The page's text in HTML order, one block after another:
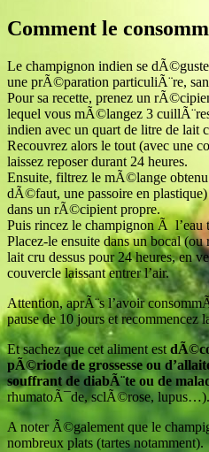
Comment le
Le champignon indien se
une prÃ©paration particuliÃ¨re,
Pour sa recette, prenez un
lequel vous mÃ©langez 3
indien avec un quart de litre de lait
Recouvrez alors le tout (avec une
laissez reposer durant 24 heures.
Ensuite, filtrez le mÃ©lange
dÃ©faut, une passoire en
dans un rÃ©cipient propre.
Puis rincez le champignon Ã
Placez-le ensuite dans un bocal
lait cru dessus pour 24 heures, en
couvercle laissant entrer l’air.
Attention, aprÃ¨s l’avoir
pause de 10 jours et recommencez
Et sachez que cet aliment est
pÃ©riode de grossesse ou
souffrant de diabÃ¨te ou de
rhumatoÃ¯de, sclÃ©rose, lupus…).
A noter Ã©galement que le
nombreux plats (tartes notamment).